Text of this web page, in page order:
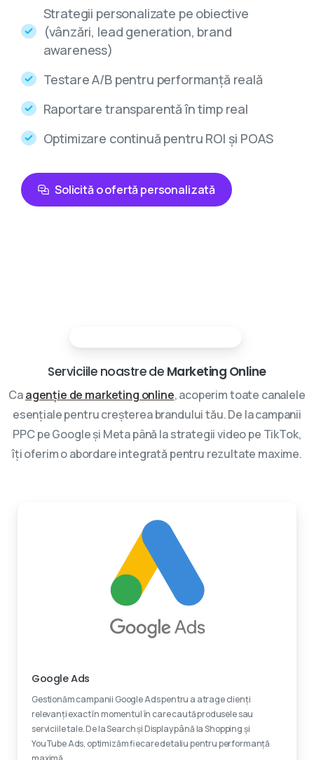
Strategii personalizate pe obiective
(vânzări, lead generation, brand
awareness)
Testare A/B pentru performanță reală
Raportare transparentă în timp real
Optimizare continuă pentru ROI și POAS
Solicită o ofertă personalizată
Serviciile noastre de Marketing Online
Caagenție de marketing online, acoperim toate canalele
esențiale pentru creșterea brandului tău. De la campanii
PPC pe Google și Meta până la strategii video pe TikTok,
îți oferim o abordare integrată pentru rezultate maxime.
Google Ads
Gestionăm campanii Google Ads pentru a atrage clienți
relevanți exact în momentul în care caută produsele sau
serviciile tale. De la Search și Display până la Shopping și
YouTube Ads, optimizăm fiecare detaliu pentru performanță